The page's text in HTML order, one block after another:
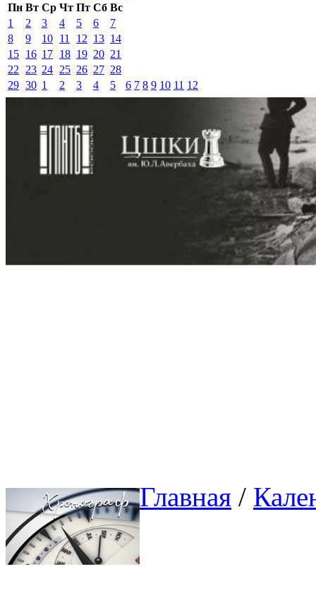
Пн Вт Ср Чт Пт Сб Вс
1
2 3 4 5 6
7
8
9 10 11 12 13 14
15 16 17 18 19 20 21
22
23 24 25 26 27 28
29 30 1 2 3 4 5 6 7 8 9 10 11 12
Главная /